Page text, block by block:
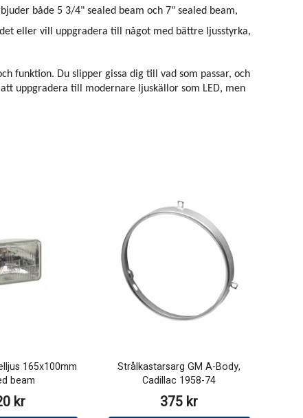
både 5 3/4" sealed beam och 7" sealed beam,
eller vill uppgradera till något med bättre ljusstyrka,
funktion. Du slipper gissa dig till vad som passar, och
uppgradera till modernare ljuskällor som LED, men
165x100mm
beam
kr
Strålkastarsarg GM A-Body,
Cadillac 1958-74
375 kr